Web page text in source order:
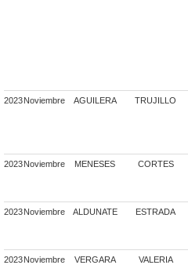
2023Noviembre AGUILERA TRUJILLO
2023Noviembre MENESES CORTES
2023Noviembre ALDUNATE ESTRADA
2023Noviembre VERGARA VALERIA